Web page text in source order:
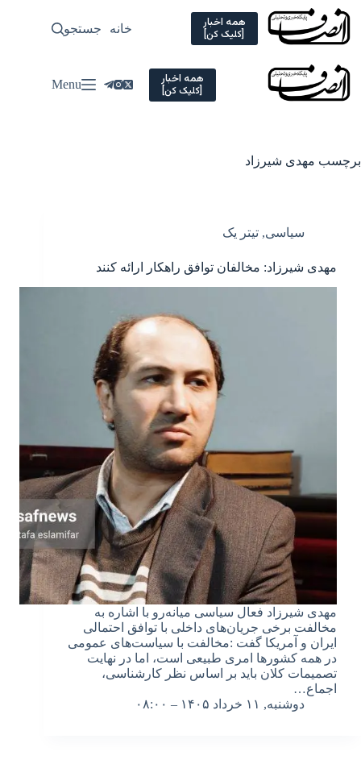
Skip
content
همه اخبار
[کلیک کن] خانه سیاسی
جستجو
همه اخبار
[کلیک کن] Menu
برچسب مهدی شیرزاد
سیاسی, تیتر یک
مهدی شیرزاد: مخالفان توافق راهکار ارائه کنند
مهدی شیرزاد فعال سیاسی میانه‌رو با اشاره به
مخالفت برخی جریان‌های داخلی با توافق احتمالی
ایران و آمریکا گفت :مخالفت با سیاست‌های عمومی
در همه کشورها امری طبیعی است، اما در نهایت
تصمیمات کلان باید بر اساس نظر کارشناسی،
اجماع…
دوشنبه, ۱۱ خرداد ۱۴۰۵ – ۰۸:۰۰